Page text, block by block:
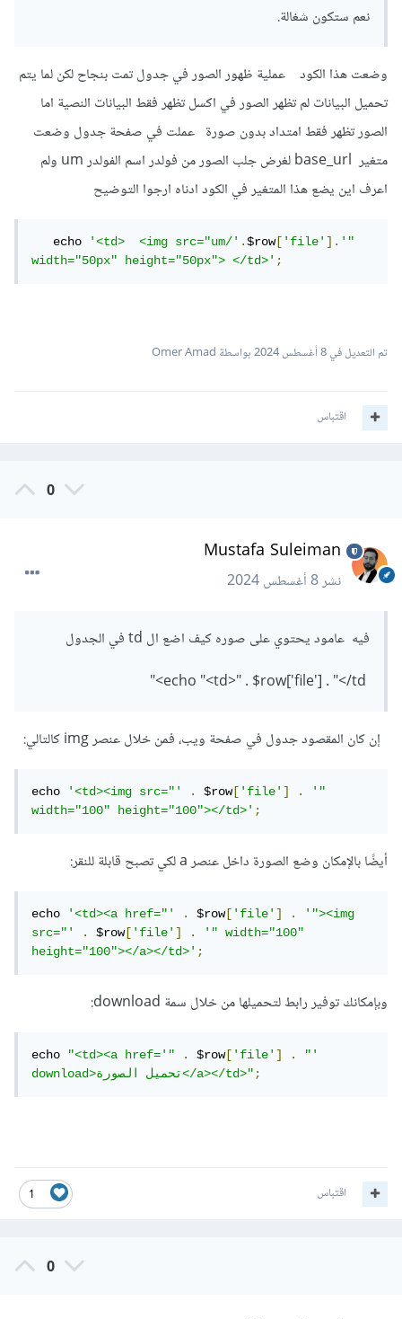
نعم ستكون شغالة.
وضعت هذا الكود عملية ظهور الصور في جدول تمت بنجاح لكن لما يتم
تحميل البيانات لم تظهر الصور في اكسل تظهر فقط البيانات النصية اما
الصور تظهر فقط امتداد بدون صورة عملت في صفحة جدول وضعت
متغير base_url لغرض جلب الصور من فولدر اسم الفولدر um ولم
اعرف اين يضع هذا المتغير في الكود ادناه ارجوا التوضيح
   echo
'<td>  <img src="um/'.$row['file'].'"
width="50px" height="50px"> </td>';
تم التعديل في8 أغسطس 2024 بواسطة Omer Amad
اقتباس
0
Mustafa Suleiman
نشر8 أغسطس 2024
فيه عامود يحتوي على صوره كيف اضع ال td في الجدول
إن كان المقصود جدول في صفحة ويب، فمن خلال عنصر img كالتالي:
echo '<td><img src="' . $row['file'] .
'"
width="100" height="100"></td>';
أيضًا بالإمكان وضع الصورة داخل عنصر a لكي تصبح قابلة للنقر:
echo '<td><a href="' . $row['file'] .
'"><img
src="'
. $row['file'] .
'" width="100"
height="100"></a></td>';
وبإمكانك توفير رابط لتحميلها من خلال سمة download:
echo "<td><a href='" . $row['file'] .
"'
download>تحميل الصورة</a></td>";
1 اقتباس
0